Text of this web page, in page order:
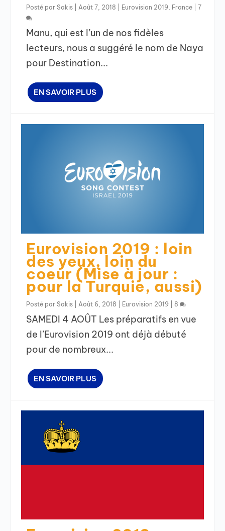
Posté parSakis Août 7, 2018 Eurovision 2019 France |7
Manu, qui est l’un de nos fidèles
lecteurs, nous a suggéré le nom de Naya
pour Destination...
EN SAVOIR PLUS
Eurovision 2019 : loin
des yeux, loin du
coeur (Mise à jour :
pour la Turquie, aussi)
Posté parSakis Août 6, 2018 Eurovision 2019 |8
SAMEDI 4 AOÛT Les préparatifs en vue
de l’Eurovision 2019 ont déjà débuté
pour de nombreux...
EN SAVOIR PLUS